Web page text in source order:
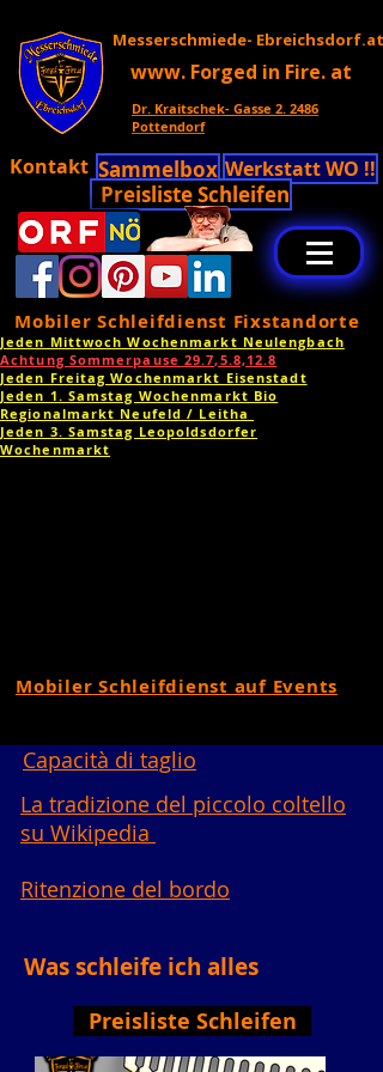
Messerschmiede- Ebreichsdorf.at
www. Forged in Fire. at
Dr. Kraitschek- Gasse 2. 2486
Pottendorf
Kontakt Sammelbox Werkstatt WO !!
Preisliste Schleifen
Mobiler Schleifdienst Fixstandorte
Jeden Mittwoch Wochenmarkt Neulengbach
Achtung Sommerpause 29.7,5.8,12.8
Jeden Freitag Wochenmarkt Eisenstadt
Jeden 1. Samstag Wochenmarkt Bio
Regionalmarkt Neufeld / Leitha
Jeden 3. Samstag Leopoldsdorfer
Wochenmarkt
Mobiler Schleifdienst auf Events
Capacità di taglio
La tradizione del piccolo coltello
su Wikipedia
Ritenzione del bordo
Was schleife ich alles
Preisliste Schleifen